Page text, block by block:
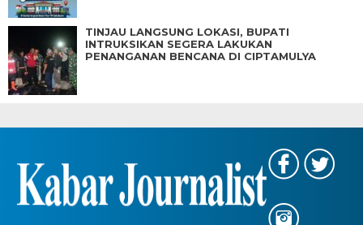
TINJAU LANGSUNG LOKASI, BUPATI
INTRUKSIKAN SEGERA LAKUKAN
PENANGANAN BENCANA DI CIPTAMULYA